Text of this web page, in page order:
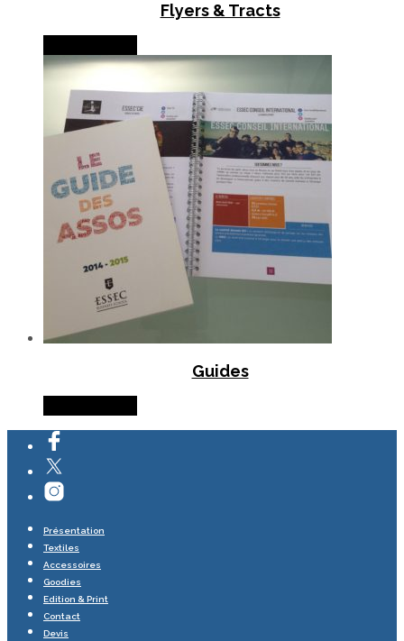
Flyers & Tracts
Guides
Présentation
Textiles
Accessoires
Goodies
Edition & Print
Contact
Devis